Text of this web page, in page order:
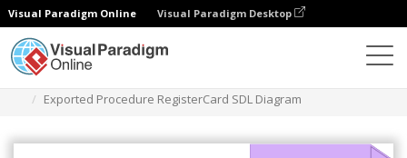
Visual Paradigm Online Visual Paradigm Desktop
Exported Procedure RegisterCard SDL Diagram